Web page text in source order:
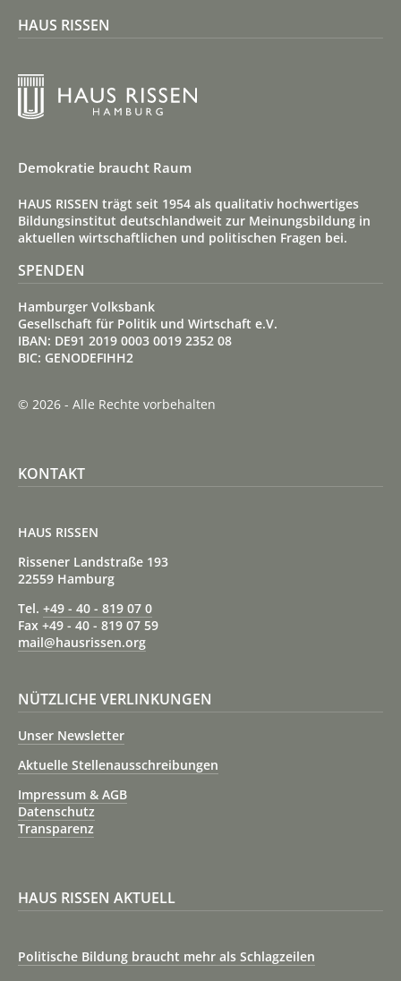
HAUS RISSEN
Demokratie braucht Raum
HAUS RISSEN trägt seit 1954 als qualitativ hoch­wertiges
Bildungs­institut deutsch­land­weit zur Meinungs­bildung in
aktuellen wirt­schaft­lichen und politischen Fragen bei.
SPENDEN
Hamburger Volksbank
Gesellschaft für Politik und Wirtschaft e.V.
IBAN: DE91 2019 0003 0019 2352 08
BIC: GENODEFIHH2
© 2026 - Alle Rechte vorbehalten
KONTAKT
HAUS RISSEN
Rissener Landstraße 193
22559 Hamburg
Tel. +49 - 40 - 819 07 0
Fax +49 - 40 - 819 07 59
mail@hausrissen.org
NÜTZLICHE VERLINKUNGEN
Unser Newsletter
Aktuelle Stellenausschreibungen
Impressum & AGB
Datenschutz
Transparenz
HAUS RISSEN AKTUELL
Politische Bildung braucht mehr als Schlagzeilen